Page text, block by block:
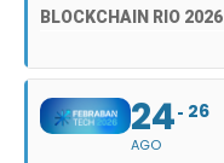
BLOCKCHAIN RIO 2026
24
AGO
26